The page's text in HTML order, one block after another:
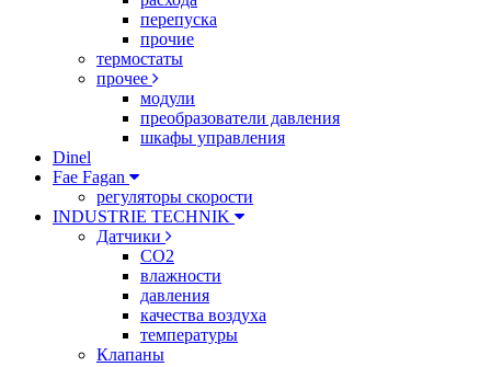
перепуска
прочие
термостаты
прочее
модули
преобразователи давления
шкафы управления
Dinel
Fae Fagan
регуляторы скорости
INDUSTRIE TECHNIK
Датчики
CO2
влажности
давления
качества воздуха
температуры
Клапаны